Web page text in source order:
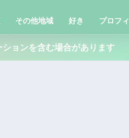
その他地域 好き プロフ
ョンを含む場合があります